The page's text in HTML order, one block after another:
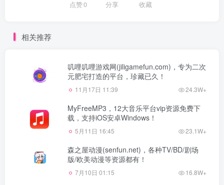
点赞0 分享 收藏
相关推荐
叽哩叽哩游戏网(jiligamefun.com)，专为二次
元肥宅打造的平台，珍藏已久！
11月17日 11:39 24.3W+
MyFreeMP3，12大音乐平台vip资源免费下
载，支持iOS安卓Windows！
5月11日 16:45 23.1W+
森之屋动漫(senfun.net)，各种TV/BD/剧场
版/欧美动漫等资源都有！
7月10日 01:15 16.8W+